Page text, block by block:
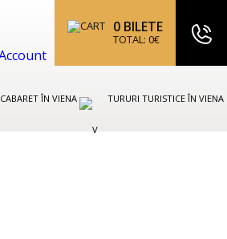
0 BILETE
TOTAL: 0€
CABARET ÎN VIENA TURURI TURISTICE ÎN VIENA